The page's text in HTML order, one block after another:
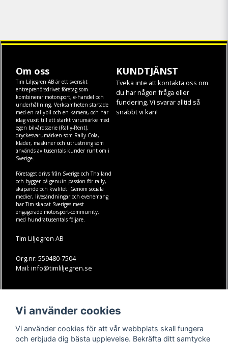
Om oss
Tim Liljegren AB är ett svenskt
entreprenörsdrivet företag som
kombinerar motorsport, e-handel och
underhållning. Verksamheten startade
med en rallybil och en kamera, och har
idag vuxit till ett starkt varumärke med
egen bilvårdsserie (Rally-Rent),
dryckesvarumärken som Rally-Cola,
kläder, maskineroch utrustning som
används av tusentals kunder runt om i
Sverige.
Företaget drivs från Sverige och Thailand
och bygger på genuin passion för rally,
skapande och kvalitet. Genom sociala
medier, livesändningar och evenemang
har Tim skapat Sveriges mest
engagerade motorsport-community,
med hundratusentals följare.
Tim Liljegren AB
Org.nr: 559480-7504
Mail: info@timliljegren.se
KUNDTJÄNST
Tveka inte att kontakta oss om
du har någon fråga eller
fundering. Vi svarar alltid så
snabbt vi kan!
Köpvillkor
Kontakt
Youtube-videos
Instagram
Youtube
Vi använder cookies
Vi använder cookies för att vår webbplats skall fungera
och erbjuda dig bästa upplevelse. Bekräfta ditt samtycke